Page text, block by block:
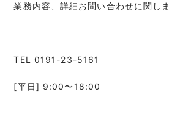
業務内容、詳細お問い合わせに関し
TEL 0191-23-5161
[平日] 9:00〜18:00